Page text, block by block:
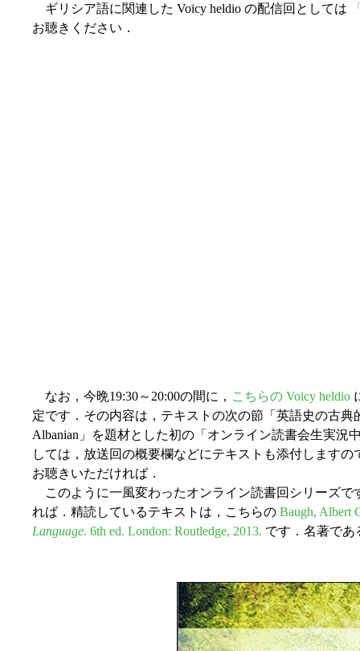
ギリシア語に関連した Voicy heldio の配信回としては
お聴きください．
なお，今晩19:30～20:00の間に， こちらの Voicy heldio
定です．その内容は，テキストの次の節「英語史の古典
Albanian」を題材とした初の「オンライン読書会生実況
しては，放送回の概要欄などにテキストも添付します
お聴きいただければ．
このように一風変わったオンライン読書回シリーズで
れば．精読しているテキストは，こちらの Baugh, Albert
Language. 6th ed. London: Routledge, 2013. です．名著であ